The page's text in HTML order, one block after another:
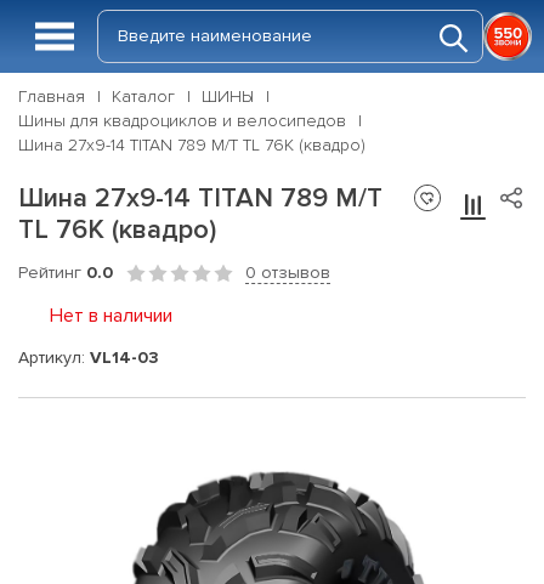
Главная Каталог
ШИНЫ
Шины для квадроциклов и велосипедов
Шина 27x9-14 TITAN 789 M/T TL 76K (квадро)
Шина 27x9-14 TITAN 789 M/T
TL 76K (квадро)
Рейтинг 0.0 0 отзывов
Нет в наличии
Артикул: VL14-03